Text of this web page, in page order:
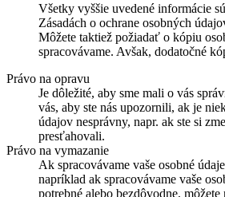
Všetky vyššie uvedené informácie
Zásadách o ochrane osobných
Môžete taktiež požiadať o kópiu
spracovávame. Avšak, dodatočné
Právo na opravu
Je dôležité, aby sme mali o vás
vás, aby ste nás upozornili, ak je
údajov nesprávny, napr. ak ste si
presťahovali.
Právo na vymazanie
Ak spracovávame vaše osobné
napríklad ak spracovávame vaše
potrebné alebo bezdôvodne,